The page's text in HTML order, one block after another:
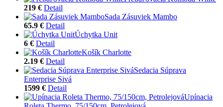
219 € Detail
Sada Zásuviek Mambo
65.9 € Detail
Úchytka Unit
6 € Detail
Košík Charlotte
2.19 € Detail
Sedacia Súprava
Enterprise Sivá
1599 € Detail
Upínacia